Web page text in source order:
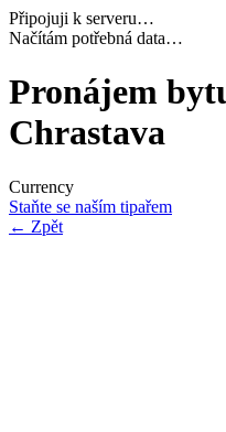
Připojuji k serveru…
Dokončuji inicializaci…
Pronájem
Chrastava
Currency
Staňte se naším tipařem
← Zpět